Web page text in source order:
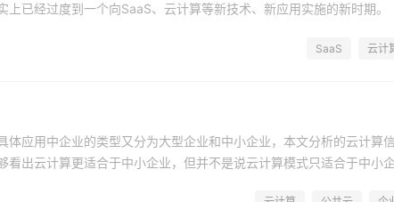
已经过度到一个向SaaS、云计算等新技术、新应用实施的新时期。
SaaS 云计
应用中企业的类型又分为大型企业和中小企业，本文分析的云计算
出云计算更适合于中小企业，但并不是说云计算模式只适合于中小企